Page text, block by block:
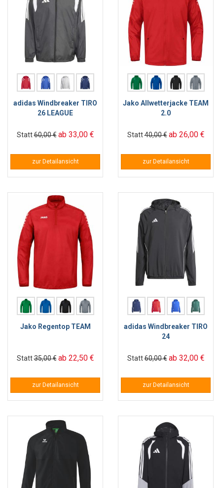
adidas Windbreaker TIRO
26 LEAGUE
Statt60,00 € ab 33,00 €
zur Detailansicht
Jako Allwetterjacke TEAM
2.0
Statt40,00 € ab 26,00 €
zur Detailansicht
Jako Regentop TEAM
Statt35,00 € ab 22,50 €
zur Detailansicht
adidas Windbreaker TIRO
24
Statt60,00 € ab 32,00 €
zur Detailansicht